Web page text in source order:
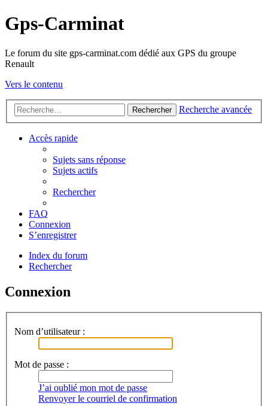
Gps-Carminat
Le forum du site gps-carminat.com dédié aux GPS du groupe
Renault
Vers le contenu
Rechercher Recherche avancée
Accès rapide
Sujets sans réponse
Sujets actifs
Rechercher
FAQ
Connexion
S’enregistrer
Index du forum
Rechercher
Connexion
Nom d’utilisateur :
Mot de passe :
J’ai oublié mon mot de passe
Renvoyer le courriel de confirmation